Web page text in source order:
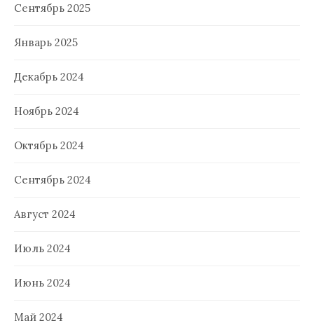
Сентябрь 2025
Январь 2025
Декабрь 2024
Ноябрь 2024
Октябрь 2024
Сентябрь 2024
Август 2024
Июль 2024
Июнь 2024
Май 2024